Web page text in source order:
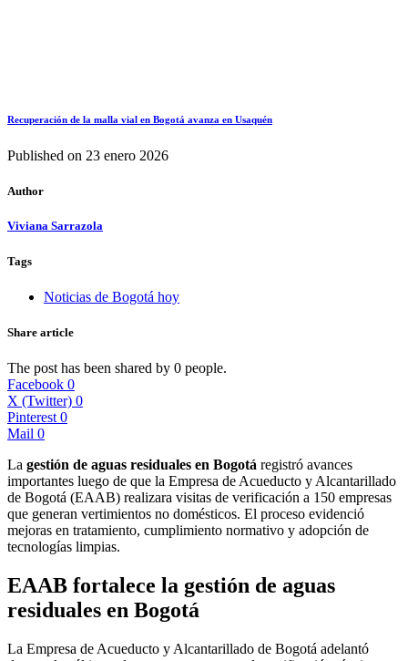
Recuperación de la malla vial en Bogotá avanza en Usaquén
Published on 23 enero 2026
Author
Viviana Sarrazola
Tags
Noticias de Bogotá hoy
Share article
The post has been shared by 0 people.
Facebook 0
X (Twitter) 0
Pinterest 0
Mail 0
La gestión de aguas residuales en Bogotá registró avances
importantes luego de que la Empresa de Acueducto y Alcantarillado
de Bogotá (EAAB) realizara visitas de verificación a 150 empresas
que generan vertimientos no domésticos. El proceso evidenció
mejoras en tratamiento, cumplimiento normativo y adopción de
tecnologías limpias.
EAAB fortalece la gestión de aguas
residuales en Bogotá
La Empresa de Acueducto y Alcantarillado de Bogotá adelantó